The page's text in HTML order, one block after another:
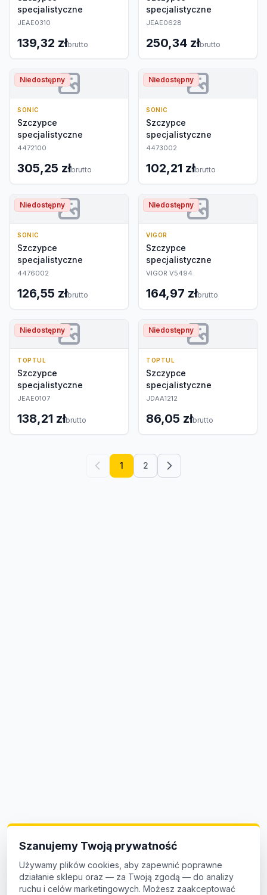
specjalistyczne
JEAE0310
139,32 złbrutto
specjalistyczne
JEAE0628
250,34 złbrutto
Niedostępny
SONIC
Szczypce
specjalistyczne
4472100
305,25 złbrutto
Niedostępny
SONIC
Szczypce
specjalistyczne
4473002
102,21 złbrutto
Niedostępny
SONIC
Szczypce
specjalistyczne
4476002
126,55 złbrutto
Niedostępny
VIGOR
Szczypce
specjalistyczne
VIGOR V5494
164,97 złbrutto
Niedostępny
TOPTUL
Szczypce
specjalistyczne
JEAE0107
138,21 złbrutto
Niedostępny
TOPTUL
Szczypce
specjalistyczne
JDAA1212
86,05 złbrutto
1 2
Szanujemy Twoją prywatność
Używamy plików cookies, aby zapewnić poprawne
działanie sklepu oraz — za Twoją zgodą — do analizy
ruchu i celów marketingowych. Możesz zaakceptować